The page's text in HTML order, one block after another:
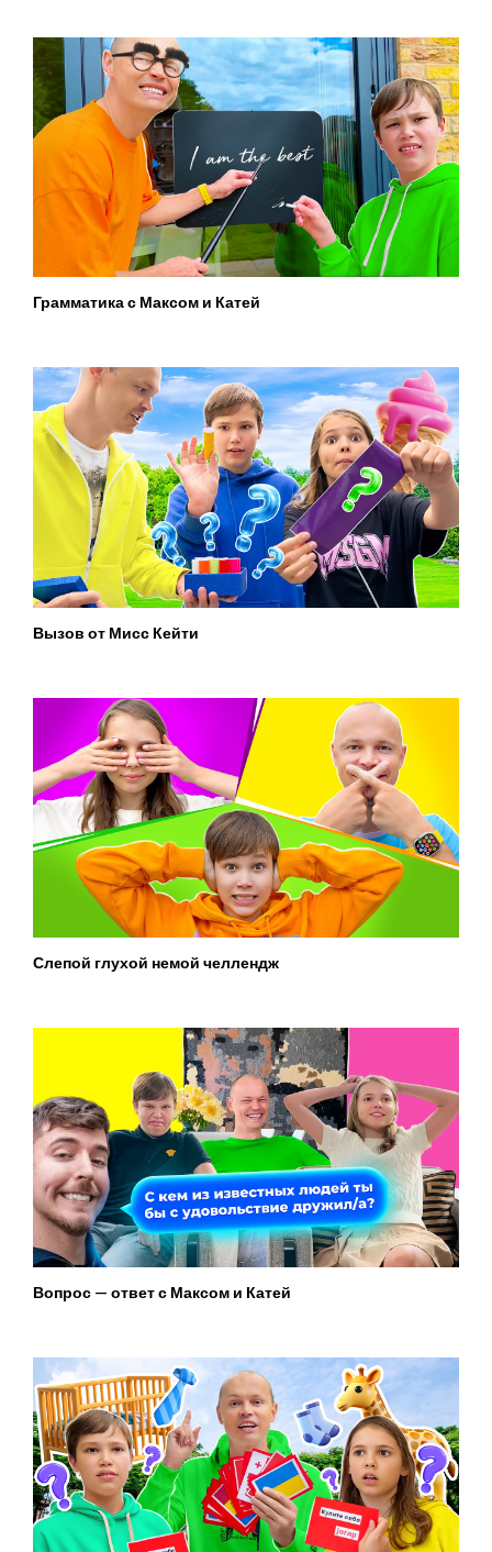
Грамматика с Максом и Катей
Вызов от Мисс Кейти
Слепой глухой немой челлендж
Вопрос — ответ с Максом и Катей